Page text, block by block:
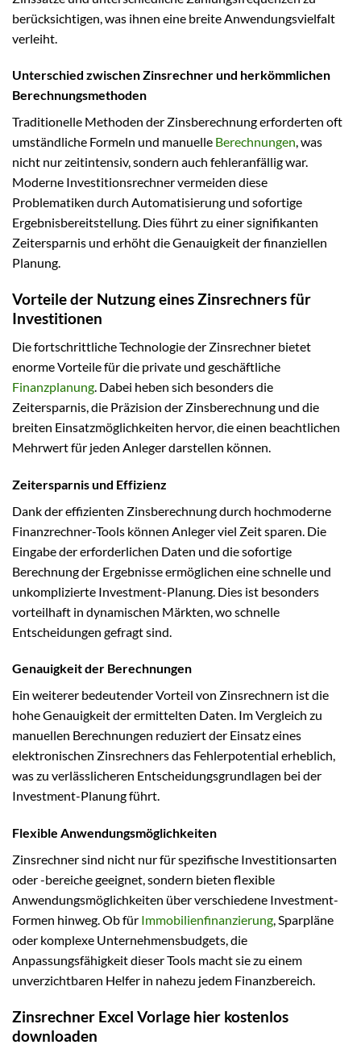
berücksichtigen, was ihnen eine breite Anwendungsvielfalt
verleiht.
Unterschied zwischen Zinsrechner und herkömmlichen
Berechnungsmethoden
Traditionelle Methoden der Zinsberechnung erforderten oft
umständliche Formeln und manuelle Berechnungen, was
nicht nur zeitintensiv, sondern auch fehleranfällig war.
Moderne Investitionsrechner vermeiden diese
Problematiken durch Automatisierung und sofortige
Ergebnisbereitstellung. Dies führt zu einer signifikanten
Zeitersparnis und erhöht die Genauigkeit der finanziellen
Planung.
Vorteile der Nutzung eines Zinsrechners für
Investitionen
Die fortschrittliche Technologie der Zinsrechner bietet
enorme Vorteile für die private und geschäftliche
Finanzplanung. Dabei heben sich besonders die
Zeitersparnis, die Präzision der Zinsberechnung und die
breiten Einsatzmöglichkeiten hervor, die einen beachtlichen
Mehrwert für jeden Anleger darstellen können.
Zeitersparnis und Effizienz
Dank der effizienten Zinsberechnung durch hochmoderne
Finanzrechner-Tools können Anleger viel Zeit sparen. Die
Eingabe der erforderlichen Daten und die sofortige
Berechnung der Ergebnisse ermöglichen eine schnelle und
unkomplizierte Investment-Planung. Dies ist besonders
vorteilhaft in dynamischen Märkten, wo schnelle
Entscheidungen gefragt sind.
Genauigkeit der Berechnungen
Ein weiterer bedeutender Vorteil von Zinsrechnern ist die
hohe Genauigkeit der ermittelten Daten. Im Vergleich zu
manuellen Berechnungen reduziert der Einsatz eines
elektronischen Zinsrechners das Fehlerpotential erheblich,
was zu verlässlicheren Entscheidungsgrundlagen bei der
Investment-Planung führt.
Flexible Anwendungsmöglichkeiten
Zinsrechner sind nicht nur für spezifische Investitionsarten
oder -bereiche geeignet, sondern bieten flexible
Anwendungsmöglichkeiten über verschiedene Investment-
Formen hinweg. Ob für Immobilienfinanzierung, Sparpläne
oder komplexe Unternehmensbudgets, die
Anpassungsfähigkeit dieser Tools macht sie zu einem
unverzichtbaren Helfer in nahezu jedem Finanzbereich.
Zinsrechner Excel Vorlage hier kostenlos
downloaden